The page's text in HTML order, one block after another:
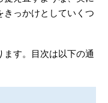
きっかけとしていくつ
ます。目次は以下の通